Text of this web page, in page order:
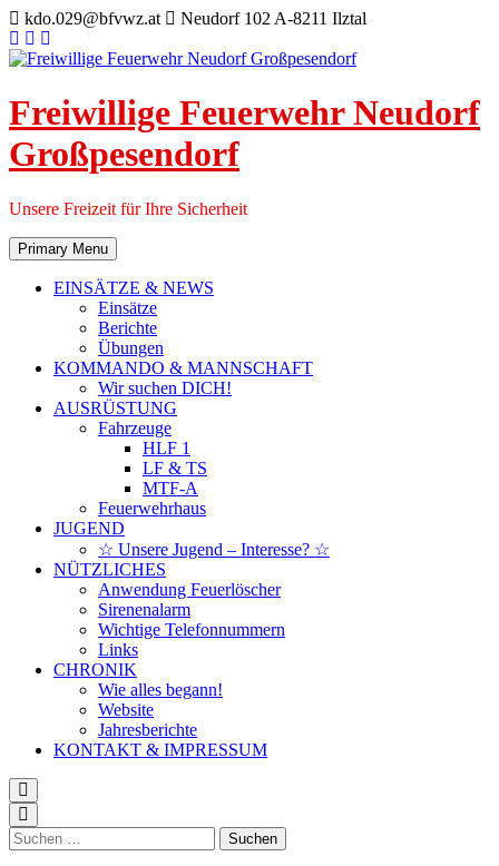
Skip
to
content
kdo.029@bfvwz.at Neudorf 102 A-8211 Ilztal
Freiwillige Feuerwehr Neudorf
Großpesendorf
Unsere Freizeit für Ihre Sicherheit
Primary Menu
EINSÄTZE & NEWS
Einsätze
Berichte
Übungen
KOMMANDO & MANNSCHAFT
Wir suchen DICH!
AUSRÜSTUNG
Fahrzeuge
HLF 1
LF & TS
MTF-A
Feuerwehrhaus
JUGEND
☆ Unsere Jugend – Interesse? ☆
NÜTZLICHES
Anwendung Feuerlöscher
Sirenenalarm
Wichtige Telefonnummern
Links
CHRONIK
Wie alles begann!
Website
Jahresberichte
KONTAKT & IMPRESSUM
Suchen
nach: